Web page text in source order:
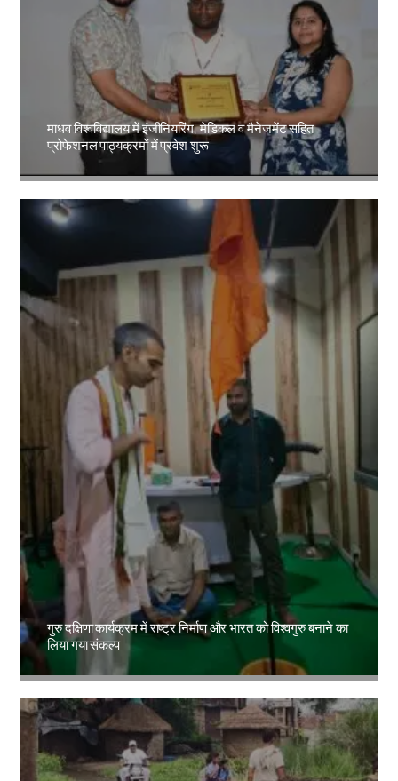
माधव विश्वविद्यालय में इंजीनियरिंग, मेडिकल व मैनेजमेंट सहित
प्रोफेशनल पाठ्यक्रमों में प्रवेश शुरू
Amit Lekh
गुरु दक्षिणा कार्यक्रम में राष्ट्र निर्माण और भारत को विश्वगुरु बनाने का
लिया गया संकल्प